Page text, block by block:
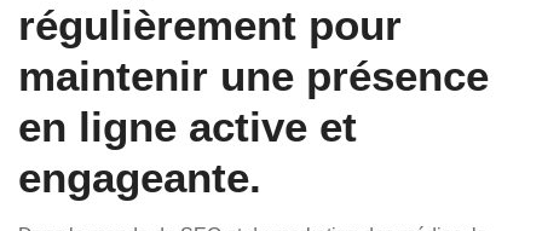
régulièrement pour
maintenir une présence
en ligne active et
engageante.